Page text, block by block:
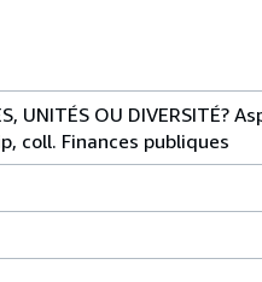
UNITÉS OU
coll. Finances publiques